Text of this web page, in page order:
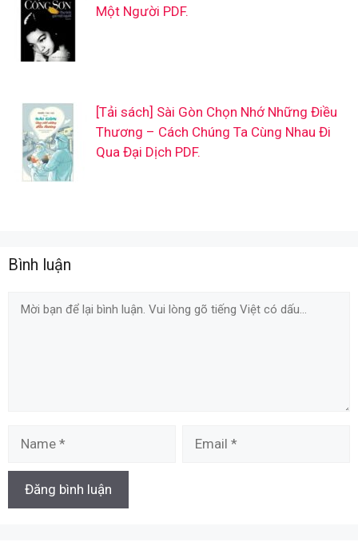
Một Người PDF.
[Tải sách] Sài Gòn Chọn Nhớ Những Điều
Thương – Cách Chúng Ta Cùng Nhau Đi
Qua Đại Dịch PDF.
Bình luận
Comment